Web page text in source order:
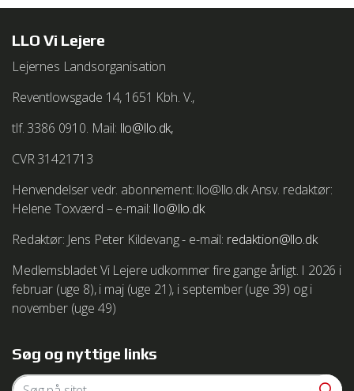
LLO Vi Lejere
Lejernes Landsorganisation
Reventlowsgade 14, 1651 Kbh. V.,
tlf. 3386 0910. Mail: llo@llo.dk,
CVR 31421713
Henvendelser vedr. abonnement: llo@llo.dk Ansv. redaktør:
Helene Toxværd – e-mail: llo@llo.dk
Redaktør: Jens Peter Kildevang - e-mail: redaktion@llo.dk
Medlemsbladet Vi Lejere udkommer fire gange årligt. I 2026 i
februar (uge 8), i maj (uge 21), i september (uge 39) og i
november (uge 49)
Søg og nyttige links